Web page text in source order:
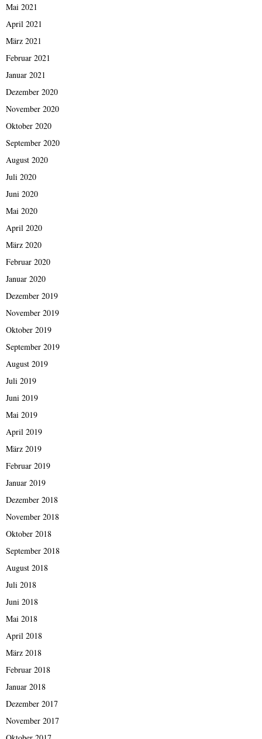
Mai 2021
April 2021
März 2021
Februar 2021
Januar 2021
Dezember 2020
November 2020
Oktober 2020
September 2020
August 2020
Juli 2020
Juni 2020
Mai 2020
April 2020
März 2020
Februar 2020
Januar 2020
Dezember 2019
November 2019
Oktober 2019
September 2019
August 2019
Juli 2019
Juni 2019
Mai 2019
April 2019
März 2019
Februar 2019
Januar 2019
Dezember 2018
November 2018
Oktober 2018
September 2018
August 2018
Juli 2018
Juni 2018
Mai 2018
April 2018
März 2018
Februar 2018
Januar 2018
Dezember 2017
November 2017